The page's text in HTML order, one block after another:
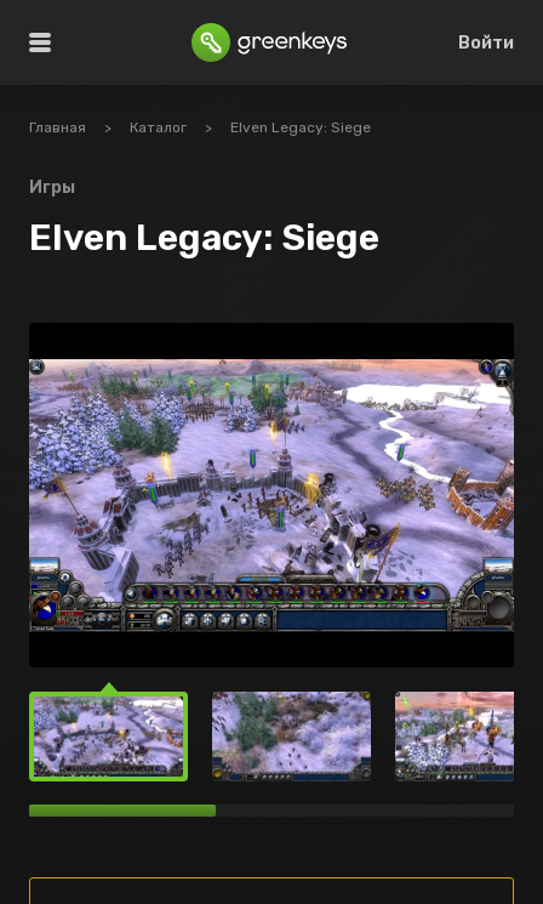
Войти
Главная > Каталог > Elven Legacy: Siege
Игры
Elven Legacy: Siege